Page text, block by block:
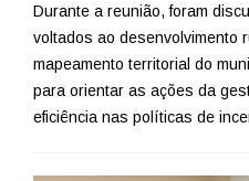
Durante a reunião, foram
voltados ao desenvolvimento
mapeamento territorial do
para orientar as ações da
eficiência nas políticas de